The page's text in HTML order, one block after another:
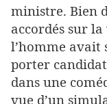
ministre. Bien
accordés sur
l’homme avait
porter
dans une
vue d’un